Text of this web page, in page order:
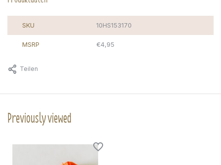
SKU 10HS153170
MSRP €4,95
Teilen
Previously viewed